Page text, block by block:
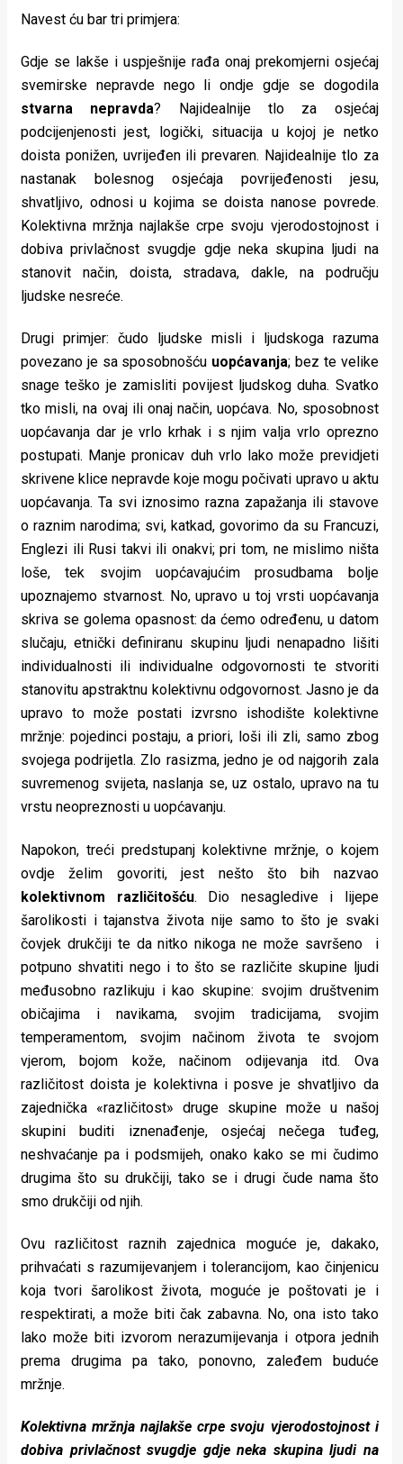
Navest ću bar tri primjera:
Gdje se lakše i uspješnije rađa onaj prekomjerni osjećaj
svemirske nepravde nego li ondje gdje se dogodila
stvarna nepravda? Najidealnije tlo za osjećaj
podcijenjenosti jest, logički, situacija u kojoj je netko
doista ponižen, uvrijeđen ili prevaren. Najidealnije tlo za
nastanak bolesnog osjećaja povrijeđenosti jesu,
shvatljivo, odnosi u kojima se doista nanose povrede.
Kolektivna mržnja najlakše crpe svoju vjerodostojnost i
dobiva privlačnost svugdje gdje neka skupina ljudi na
stanovit način, doista, stradava, dakle, na području
ljudske nesreće.
Drugi primjer: čudo ljudske misli i ljudskoga razuma
povezano je sa sposobnošću uopćavanja; bez te velike
snage teško je zamisliti povijest ljudskog duha. Svatko
tko misli, na ovaj ili onaj način, uopćava. No, sposobnost
uopćavanja dar je vrlo krhak i s njim valja vrlo oprezno
postupati. Manje pronicav duh vrlo lako može previdjeti
skrivene klice nepravde koje mogu počivati upravo u aktu
uopćavanja. Ta svi iznosimo razna zapažanja ili stavove
o raznim narodima; svi, katkad, govorimo da su Francuzi,
Englezi ili Rusi takvi ili onakvi; pri tom, ne mislimo ništa
loše, tek svojim uopćavajućim prosudbama bolje
upoznajemo stvarnost. No, upravo u toj vrsti uopćavanja
skriva se golema opasnost: da ćemo određenu, u datom
slučaju, etnički definiranu skupinu ljudi nenapadno lišiti
individualnosti ili individualne odgovornosti te stvoriti
stanovitu apstraktnu kolektivnu odgovornost. Jasno je da
upravo to može postati izvrsno ishodište kolektivne
mržnje: pojedinci postaju, a priori, loši ili zli, samo zbog
svojega podrijetla. Zlo rasizma, jedno je od najgorih zala
suvremenog svijeta, naslanja se, uz ostalo, upravo na tu
vrstu neopreznosti u uopćavanju.
Napokon, treći predstupanj kolektivne mržnje, o kojem
ovdje želim govoriti, jest nešto što bih nazvao
kolektivnom različitošću. Dio nesagledive i lijepe
šarolikosti i tajanstva života nije samo to što je svaki
čovjek drukčiji te da nitko nikoga ne može savršeno i
potpuno shvatiti nego i to što se različite skupine ljudi
međusobno razlikuju i kao skupine: svojim društvenim
običajima i navikama, svojim tradicijama, svojim
temperamentom, svojim načinom života te svojom
vjerom, bojom kože, načinom odijevanja itd. Ova
različitost doista je kolektivna i posve je shvatljivo da
zajednička «različitost» druge skupine može u našoj
skupini buditi iznenađenje, osjećaj nečega tuđeg,
neshvaćanje pa i podsmijeh, onako kako se mi čudimo
drugima što su drukčiji, tako se i drugi čude nama što
smo drukčiji od njih.
Ovu različitost raznih zajednica moguće je, dakako,
prihvaćati s razumijevanjem i tolerancijom, kao činjenicu
koja tvori šarolikost života, moguće je poštovati je i
respektirati, a može biti čak zabavna. No, ona isto tako
lako može biti izvorom nerazumijevanja i otpora jednih
prema drugima pa tako, ponovno, zaleđem buduće
mržnje.
Kolektivna mržnja najlakše crpe svoju vjerodostojnost i
dobiva privlačnost svugdje gdje neka skupina ljudi na